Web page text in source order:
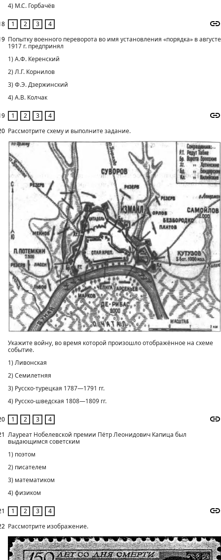
4) М.С. Горбачёв
Попытку военного переворота во имя установления «порядка» в августе
1917 г. предпринял
1) А.Ф. Керенский
2) Л.Г. Корнилов
3) Ф.Э. Дзержинский
4) А.В. Колчак
Рассмотрите схему и выполните задание.
Укажите войну, во время которой произошло отображённое на схеме
событие.
1) Ливонская
2) Семилетняя
3) Русско-турецкая 1787—1791 гг.
4) Русско-шведская 1808—1809 гг.
Лауреат Нобелевской премии Пётр Леонидович Капица был
выдающимся советским
1) поэтом
2) писателем
3) математиком
4) физиком
Рассмотрите изображение.